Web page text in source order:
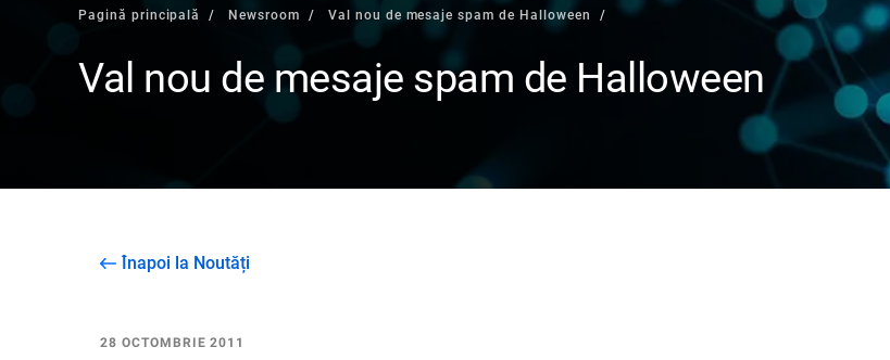
Pagină principală Newsroom Val nou de mesaje spam de Halloween
Val nou de mesaje spam de Halloween
Înapoi la Noutăți
28 OCTOMBRIE 2011